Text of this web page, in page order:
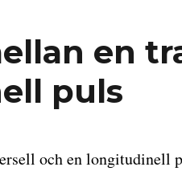
en
puls
och en longitudinell